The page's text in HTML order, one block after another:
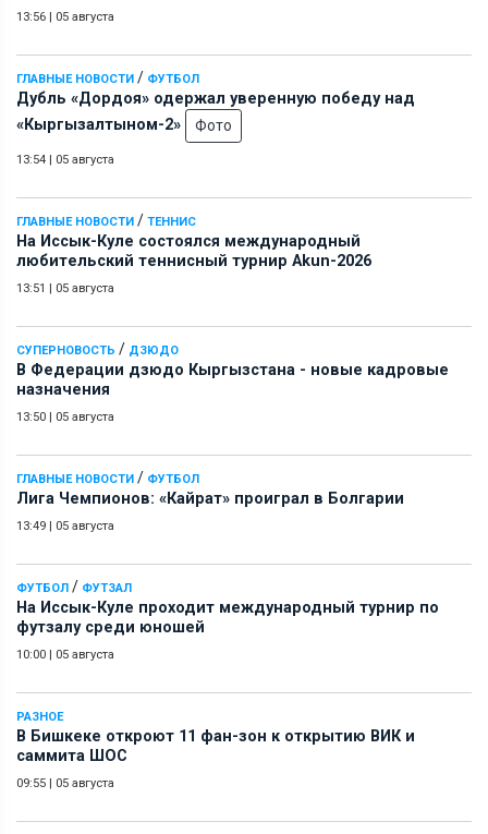
13:56 | 05 августа
ГЛАВНЫЕ НОВОСТИ / ФУТБОЛ
Дубль «Дордоя» одержал уверенную победу над
«Кыргызалтыном-2»
Фото
13:54 | 05 августа
ГЛАВНЫЕ НОВОСТИ / ТЕННИС
На Иссык-Куле состоялся международный
любительский теннисный турнир Akun-2026
13:51 | 05 августа
СУПЕРНОВОСТЬ / ДЗЮДО
В Федерации дзюдо Кыргызстана - новые кадровые
назначения
13:50 | 05 августа
ГЛАВНЫЕ НОВОСТИ / ФУТБОЛ
Лига Чемпионов: «Кайрат» проиграл в Болгарии
13:49 | 05 августа
ФУТБОЛ / ФУТЗАЛ
На Иссык-Куле проходит международный турнир по
футзалу среди юношей
10:00 | 05 августа
РАЗНОЕ
В Бишкеке откроют 11 фан-зон к открытию ВИК и
саммита ШОС
09:55 | 05 августа